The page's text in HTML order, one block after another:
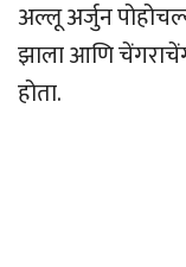
अल्लू अर्जुन
झाला आणि
होता.